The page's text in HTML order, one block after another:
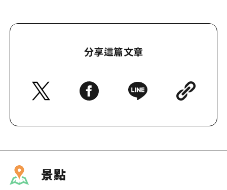
分享這篇文章
景點